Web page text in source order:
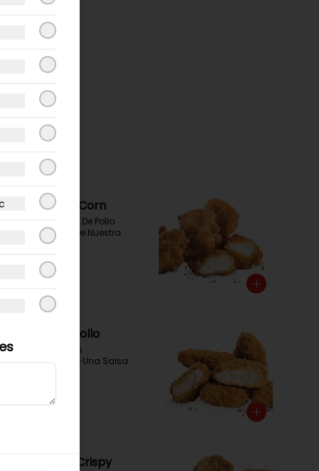
Chicken Pop Corn
300 Grs Pop Corn De Pollo
Acompañados De Nuestra
Salsa Rey
Nuggets De Pollo
Nugget Crujientes
Acompañado De Una Salsa
Tutitos Pollo Crispy